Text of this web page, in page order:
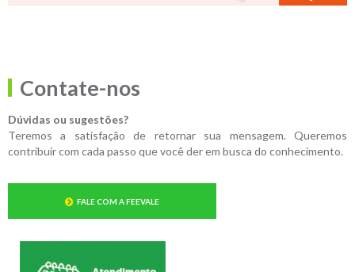
Contate-nos
Dúvidas ou sugestões?
Teremos a satisfação de retornar sua mensagem. Queremos
contribuir com cada passo que você der em busca do conhecimento.
FALE COM A FEEVALE